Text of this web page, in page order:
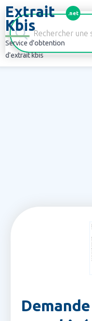
Extrait
Kbis
.net
Service d'obtention
d'extrait kbis
Panneau de gestion des